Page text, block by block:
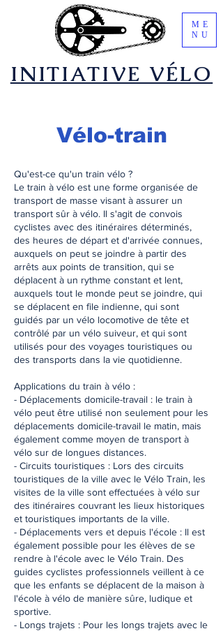
​INITIATIVE VÉLO
ME
NU
Vélo-train
Qu'est-ce qu'un train vélo ?
Le train à vélo est une forme organisée de
transport de masse visant à assurer un
transport sûr à vélo. Il s'agit de convois
cyclistes avec des itinéraires déterminés,
des heures de départ et d'arrivée connues,
auxquels on peut se joindre à partir des
arrêts aux points de transition, qui se
déplacent à un rythme constant et lent,
auxquels tout le monde peut se joindre, qui
se déplacent en file indienne, qui sont
guidés par un vélo locomotive de tête et
contrôlé par un vélo suiveur, et qui sont
utilisés pour des voyages touristiques ou
des transports dans la vie quotidienne.
Applications du train à vélo :
- Déplacements domicile-travail : le train à
vélo peut être utilisé non seulement pour les
déplacements domicile-travail le matin, mais
également comme moyen de transport à
vélo sur de longues distances.
- Circuits touristiques : Lors des circuits
touristiques de la ville avec le Vélo Train, les
visites de la ville sont effectuées à vélo sur
des itinéraires couvrant les lieux historiques
et touristiques importants de la ville.
- Déplacements vers et depuis l'école : Il est
également possible pour les élèves de se
rendre à l'école avec le Vélo Train. Des
guides cyclistes professionnels veillent à ce
que les enfants se déplacent de la maison à
l'école à vélo de manière sûre, ludique et
sportive.
- Longs trajets : Pour les longs trajets avec le